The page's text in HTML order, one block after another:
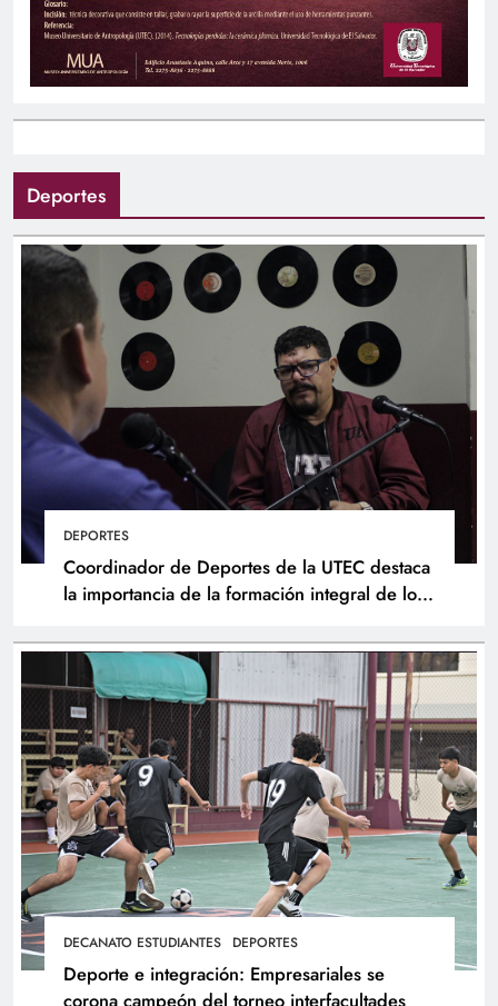
Deportes
DEPORTES
Coordinador de Deportes de la UTEC destaca
la importancia de la formación integral de los
DECANATO ESTUDIANTES DEPORTES
Deporte e integración: Empresariales se
corona campeón del torneo interfacultades